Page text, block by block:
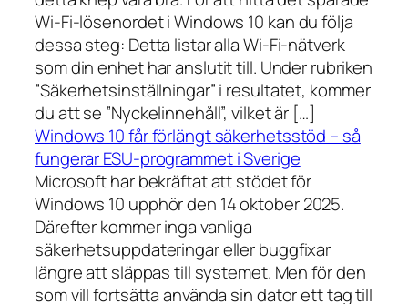
Wi-Fi-lösenordet i Windows 10 kan du följa
dessa steg: Detta listar alla Wi-Fi-nätverk
som din enhet har anslutit till. Under rubriken
”Säkerhetsinställningar” i resultatet, kommer
du att se ”Nyckelinnehåll”, vilket är […]
Windows 10 får förlängt säkerhetsstöd – så
fungerar ESU-programmet i Sverige
Microsoft har bekräftat att stödet för
Windows 10 upphör den 14 oktober 2025.
Därefter kommer inga vanliga
säkerhetsuppdateringar eller buggfixar
längre att släppas till systemet. Men för den
som vill fortsätta använda sin dator ett tag till